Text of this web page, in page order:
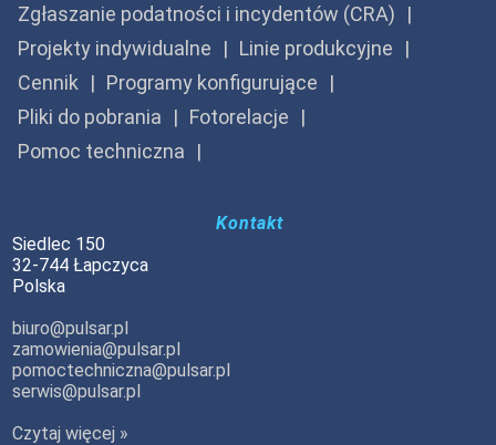
Zgłaszanie podatności i incydentów (CRA)
Projekty indywidualne
Linie produkcyjne
Cennik
Programy konfigurujące
Pliki do pobrania
Fotorelacje
Pomoc techniczna
Kontakt
Siedlec 150
32-744 Łapczyca
Polska
biuro@pulsar.pl
zamowienia@pulsar.pl
pomoctechniczna@pulsar.pl
serwis@pulsar.pl
Czytaj więcej »